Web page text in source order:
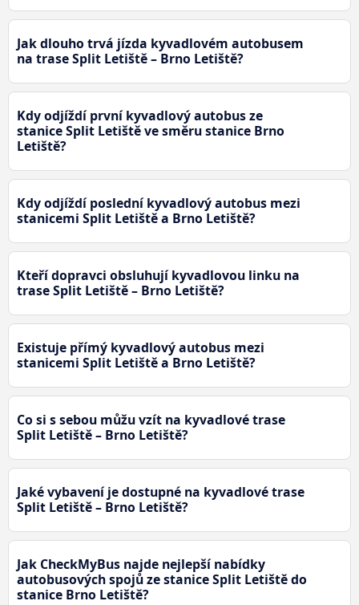
Jak dlouho trvá jízda kyvadlovém autobusem
na trase Split Letiště – Brno Letiště?
Kdy odjíždí první kyvadlový autobus ze
stanice Split Letiště ve směru stanice Brno
Letiště?
Kdy odjíždí poslední kyvadlový autobus mezi
stanicemi Split Letiště a Brno Letiště?
Kteří dopravci obsluhují kyvadlovou linku na
trase Split Letiště – Brno Letiště?
Existuje přímý kyvadlový autobus mezi
stanicemi Split Letiště a Brno Letiště?
Co si s sebou můžu vzít na kyvadlové trase
Split Letiště – Brno Letiště?
Jaké vybavení je dostupné na kyvadlové trase
Split Letiště – Brno Letiště?
Jak CheckMyBus najde nejlepší nabídky
autobusových spojů ze stanice Split Letiště do
stanice Brno Letiště?